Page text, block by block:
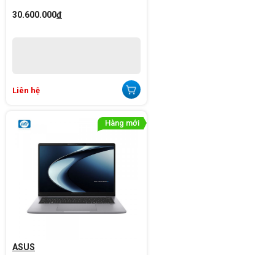
30.600.000đ
Liên hệ
ASUS